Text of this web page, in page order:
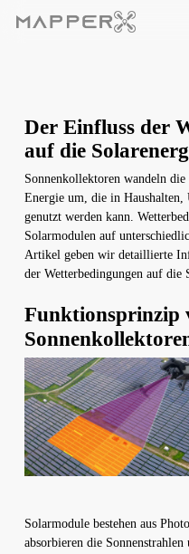
Der Einfluss der
auf die
Sonnenkollektoren wandeln
Energie um, die in Haushalten,
genutzt werden kann.
Solarmodulen auf
Artikel geben wir detaillierte
der Wetterbedingungen auf die
Funktionsprinzip
Solarmodule bestehen aus
absorbieren die